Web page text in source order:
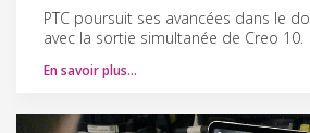
PTC poursuit ses avancées dans le
avec la sortie simultanée de Creo 10.
En savoir plus…